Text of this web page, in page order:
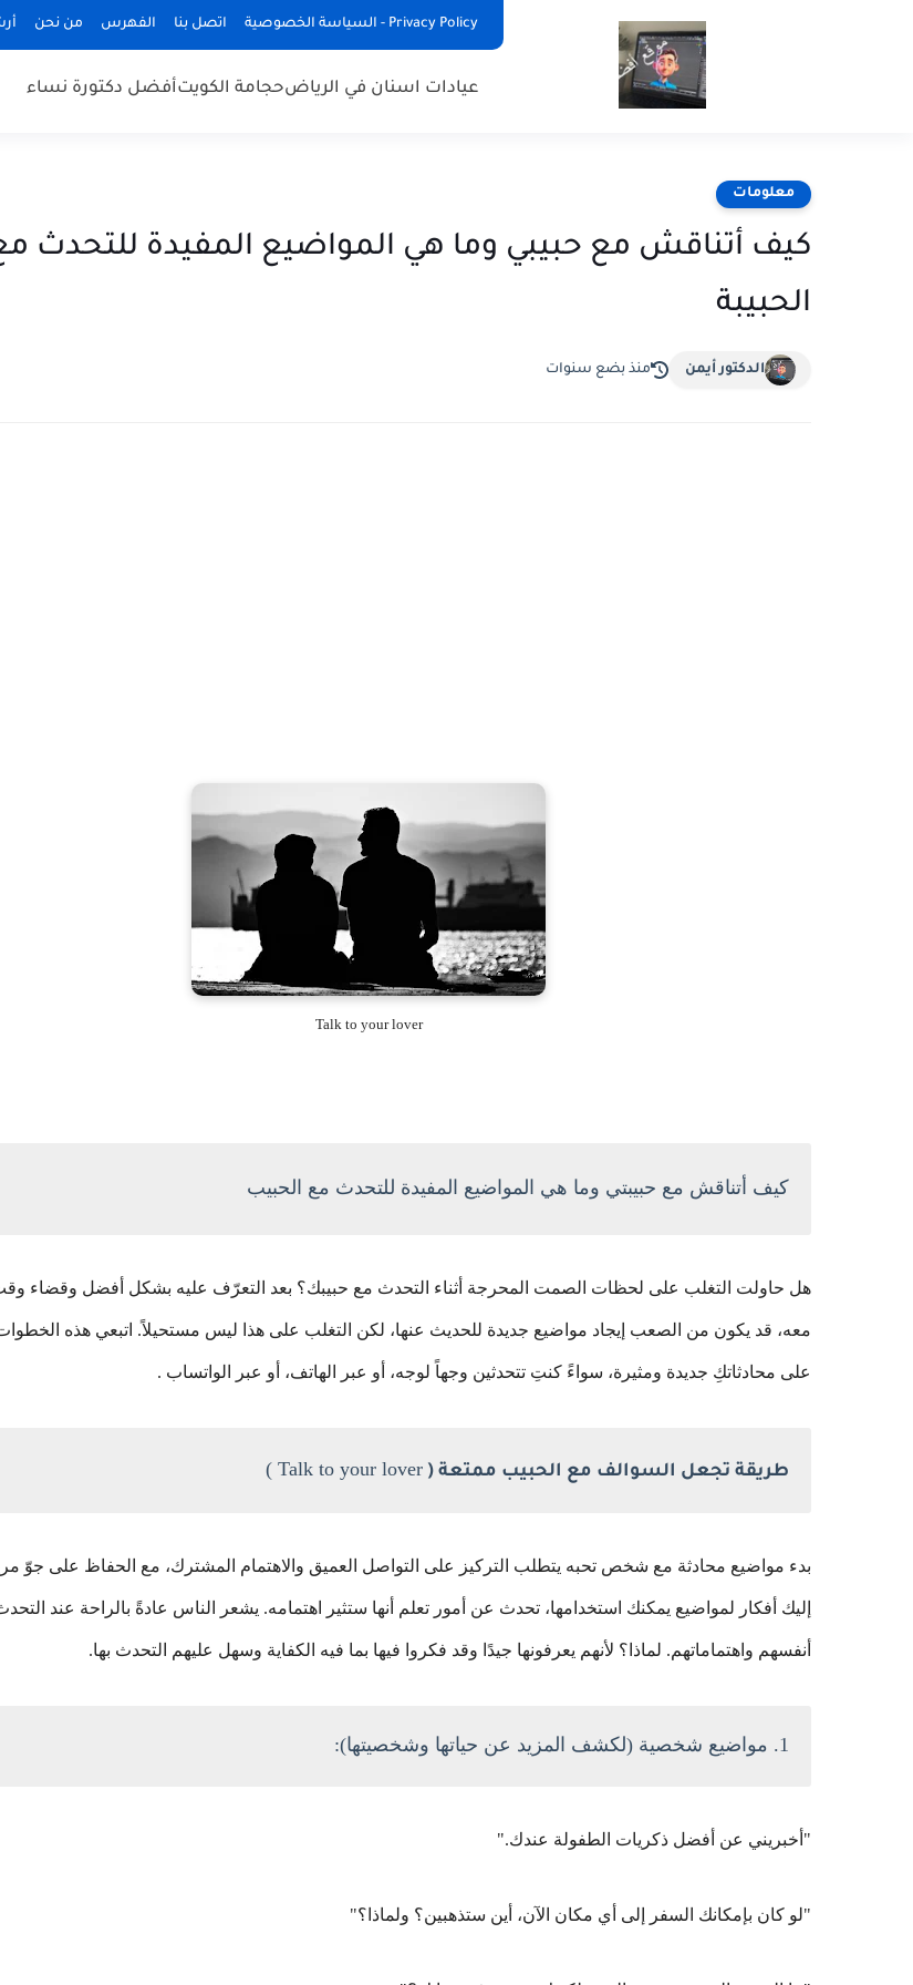
Privacy Policy - السياسة الخصوصية اتصل بنا الفهرس من نحن
عيادات اسنان في الرياضحجامة الكويتأفضل دكتورة نساء
معلومات
كيف أتناقش مع حبيبي وما هي المواضيع المفيدة للتحدث
الحبيبة
الدكتور أيمن منذ بضع سنوات
Talk to your lover
كيف أتناقش مع حبيبتي وما هي المواضيع المفيدة للتحدث مع الحبيب
هل حاولت التغلب على لحظات الصمت المحرجة أثناء التحدث مع حبيبك؟ بعد التعرّف عليه بشكل أفضل وقضاء
معه، قد يكون من الصعب إيجاد مواضيع جديدة للحديث عنها، لكن التغلب على هذا ليس مستحيلاً. اتبعي هذه
على محادثاتكِ جديدة ومثيرة، سواءً كنتِ تتحدثين وجهاً لوجه، أو عبر الهاتف، أو عبر الواتساب .
طريقة تجعل السوالف مع الحبيب ممتعة ( Talk to your lover )
بدء مواضيع محادثة مع شخص تحبه يتطلب التركيز على التواصل العميق والاهتمام المشترك، مع الحفاظ على جوّ
إليك أفكار لمواضيع يمكنك استخدامها، تحدث عن أمور تعلم أنها ستثير اهتمامه. يشعر الناس عادةً بالراحة عند
أنفسهم واهتماماتهم. لماذا؟ لأنهم يعرفونها جيدًا وقد فكروا فيها بما فيه الكفاية وسهل عليهم التحدث بها.
1. مواضيع شخصية (لكشف المزيد عن حياتها وشخصيتها):
"أخبريني عن أفضل ذكريات الطفولة عندك."
"لو كان بإمكانك السفر إلى أي مكان الآن، أين ستذهبين؟ ولماذا؟"